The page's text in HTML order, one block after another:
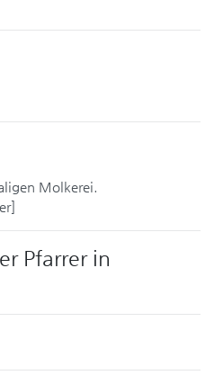
Molkerei.
Pfarrer in